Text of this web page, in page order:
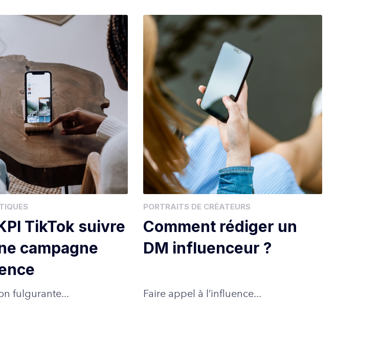
TikTok suivre
campagne
fulgurante...
PORTRAITS DE CRÉATEURS
Comment rédiger un
DM influenceur ?
Faire appel à l’influence...